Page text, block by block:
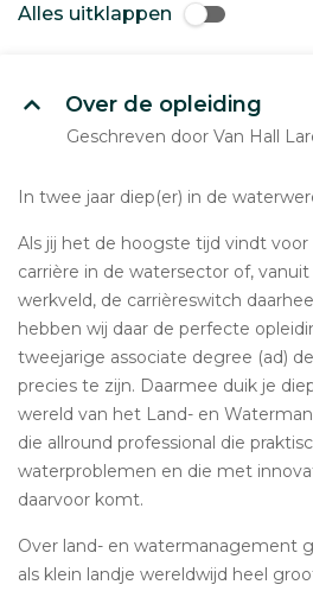
Alles uitklappen
Over de opleiding
Geschreven door Van Hall
In twee jaar diep(er) in de
Als jij het de hoogste tijd vindt
carrière in de watersector of,
werkveld, de carrièreswitch
hebben wij daar de perfecte
tweejarige associate degree (ad)
precies te zijn. Daarmee duik je
wereld van het Land- en
die allround professional die
waterproblemen en die met
daarvoor komt.
Over land- en watermanagement
als klein landje wereldwijd heel